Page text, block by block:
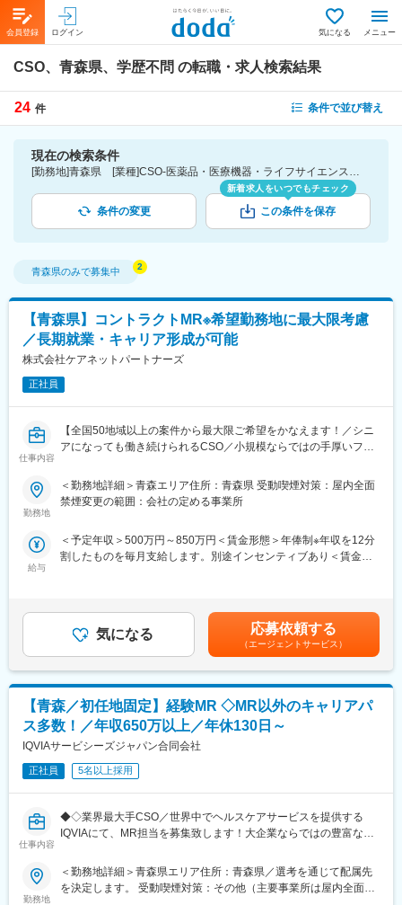
会員登録 ログイン 気になる メニュー
CSO、青森県、学歴不問 の転職・求人検索結果
24 件 条件で並び替え
現在の検索条件
[勤務地]青森県 [業種]CSO-医薬品・医療機器・ライフサイエンス・医療系サービス [こだわり条件ピックアップ]学歴不問 [詳細条件](募集・採用情報)学歴不問
条件の変更
新着求人をいつでもチェック
この条件を保存
青森県のみで募集中
【青森県】コントラクトMR※希望勤務地に最大限考慮
／長期就業・キャリア形成が可能
株式会社ケアネットパートナーズ
正社員
仕事内容
【全国50地域以上の案件から最大限ご希望をかなえます！／シニ
アになっても働き続けられるCSO／小規模ならではの手厚いフォ
■業務内容
PJT期間は1年～3年で、MRの資格・経験をお持ちの方であればご
活躍いただけます。
域を変えてのPJT打診も可能です。また、無期雇用派遣となるた
め、ＰＪＴの期間外もベース給与は保証いたします。
■当社で働く魅力
（1）最大限希望を考慮します
全国50地域以上のPJTからご提案し、なるべくご希望の勤務地に
アサインが可能です。また、次の契約での再配属の際の地域もし
っかり考慮いたします。これは小規模ならではの社内バッティン
グの少なさも大きく影響しています。
（2）小規模ならではの手厚いサポート
ウハウの蓄積から、メーカーさんへ転籍の可能性があるPJTも紹
介可能、また過去には、10年ほどブランクのある50代の方のご支
（3）長期就業／キャリア形成が可能
弊社所属のMRはシニア（50代）がボリュームゾーン。プロジェ
勤務地
＜勤務地詳細＞青森エリア住所：青森県 受動喫煙対策：屋内全面
禁煙変更の範囲：会社の定める事業所
給与
＜予定年収＞500万円～850万円＜賃金形態＞年俸制※年収を12分
割したものを毎月支給します。別途インセンティブあり＜賃金内
円（12分割）（一律手当を含む）＜昇給有無＞有＜残業手当＞有
＜給与補足＞※面接を通して、ご経験やスキルにより当社規定に基
づき決定いたします。■昇給、インセンティブあり■モデル年収：
20代650万、40代後半850万賃金はあくまでも目安の金額であ
り、選考を通じて上下する可能性があります。月給(月額)は固定手
当を含めた表記です。
気になる 応募依頼する
（エージェントサービス）
【青森／初任地固定】経験MR ◇MR以外のキャリアパ
ス多数！／年収650万以上／年休130日～
IQVIAサービシーズジャパン合同会社
正社員 5名以上採用
仕事内容
◆◇業界最大手CSO／世界中でヘルスケアサービスを提供する
IQVIAにて、MR担当を募集致します！大企業ならではの豊富なキ
【具体的な業務詳細】
勤務地
＜勤務地詳細＞青森県エリア住所：青森県／選考を通じて配属先
を決定します。 受動喫煙対策：その他（主要事業所は屋内全面禁